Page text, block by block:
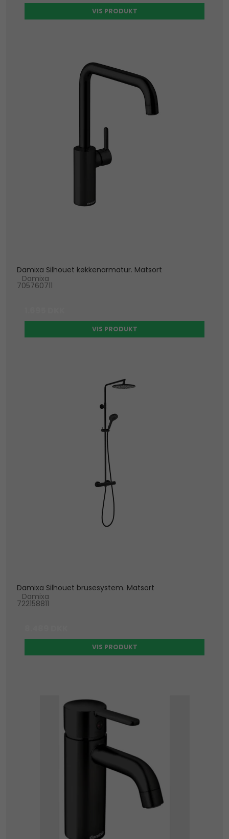
VIS PRODUKT
Damixa Silhouet køkkenarmatur. Matsort
Damixa
705760711
VIS PRODUKT
Damixa Silhouet brusesystem. Matsort
Damixa
722158811
VIS PRODUKT